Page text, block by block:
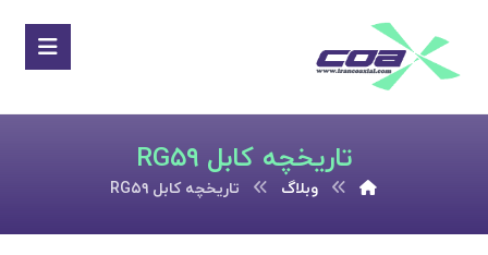
تاریخچه کابل RG۵۹
وبلاگ تاریخچه کابل RG۵۹